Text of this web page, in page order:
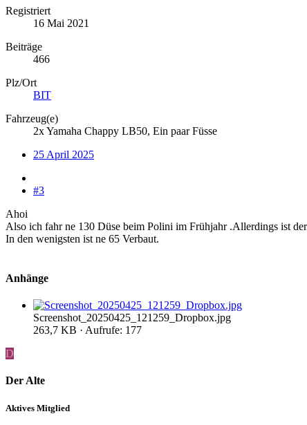
Registriert
16 Mai 2021
Beiträge
466
Plz/Ort
BIT
Fahrzeug(e)
2x Yamaha Chappy LB50, Ein paar Füsse
25 April 2025
#3
Ahoi
Also ich fahr ne 130 Düse beim Polini im Frühjahr .Allerdings ist
In den wenigsten ist ne 65 Verbaut.
Anhänge
Screenshot_20250425_121259_Dropbox.jpg
263,7 KB · Aufrufe: 177
D
Der Alte
Aktives Mitglied